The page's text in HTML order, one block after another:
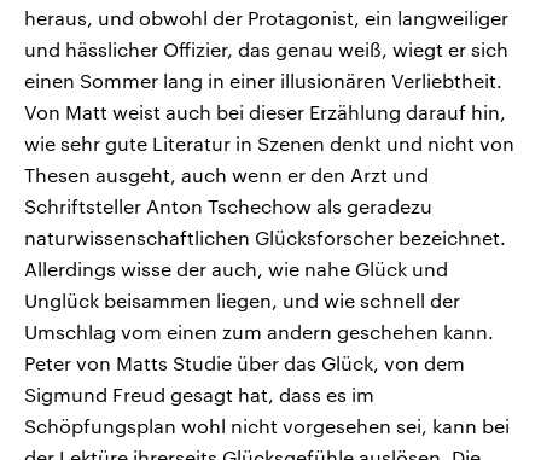
heraus, und obwohl der Protagonist, ein langweiliger
und hässlicher Offizier, das genau weiß, wiegt er sich
einen Sommer lang in einer illusionären Verliebtheit.
Von Matt weist auch bei dieser Erzählung darauf hin,
wie sehr gute Literatur in Szenen denkt und nicht von
Thesen ausgeht, auch wenn er den Arzt und
Schriftsteller Anton Tschechow als geradezu
naturwissenschaftlichen Glücksforscher bezeichnet.
Allerdings wisse der auch, wie nahe Glück und
Unglück beisammen liegen, und wie schnell der
Umschlag vom einen zum andern geschehen kann.
Peter von Matts Studie über das Glück, von dem
Sigmund Freud gesagt hat, dass es im
Schöpfungsplan wohl nicht vorgesehen sei, kann bei